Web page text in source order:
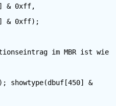
& 0xff,
& 0xff);
im MBR ist wie
&